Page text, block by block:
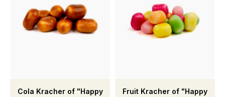
Cola Kracher of "Happy
Fruit Kracher of "Happy